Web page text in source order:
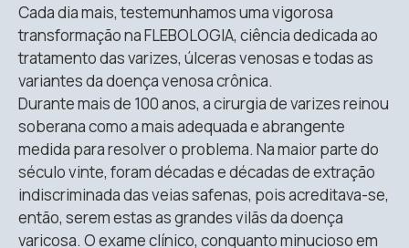
Cada dia mais, testemunhamos uma vigorosa
transformação na FLEBOLOGIA, ciência dedicada ao
tratamento das varizes, úlceras venosas e todas as
variantes da doença venosa crônica.
Durante mais de 100 anos, a cirurgia de varizes reinou
soberana como a mais adequada e abrangente
medida para resolver o problema. Na maior parte do
século vinte, foram décadas e décadas de extração
indiscriminada das veias safenas, pois acreditava-se,
então, serem estas as grandes vilãs da doença
varicosa. O exame clínico, conquanto minucioso em